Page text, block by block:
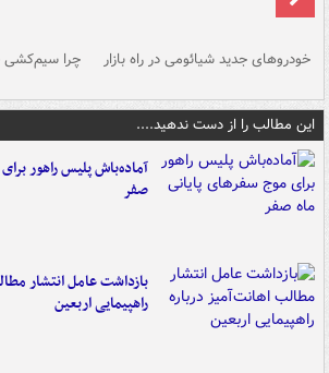
خودروهای جدید شیائومی در راه بازار چرا
این مطالب را از دست ندهید....
آماده‌باش پلیس راهور
صفر
بازداشت عامل انتشار
راهپیمایی اربعین